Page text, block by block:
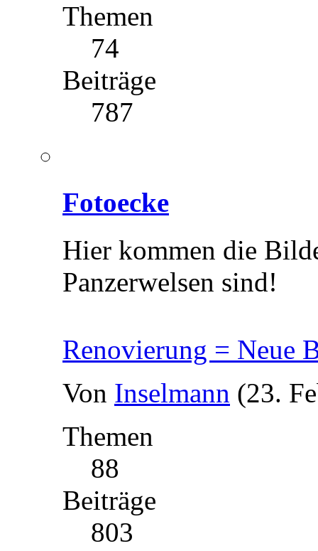
Themen
74
Beiträge
787
Fotoecke
Hier kommen die
Panzerwelsen sind!
Renovierung = Neue
Von Inselmann (23.
Themen
88
Beiträge
803